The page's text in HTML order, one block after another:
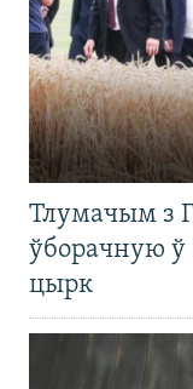
Тлумачым з
ўборачную ў
цырк